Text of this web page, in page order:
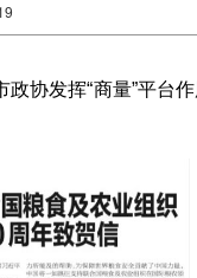
协发挥“商量”平台